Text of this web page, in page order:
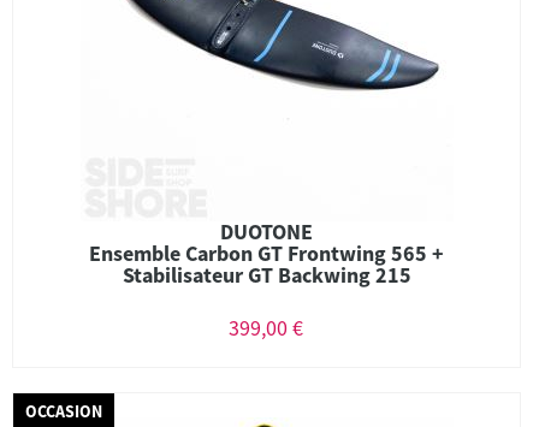
DUOTONE
Ensemble Carbon GT Frontwing 565 +
Stabilisateur GT Backwing 215
399,00 €
OCCASION